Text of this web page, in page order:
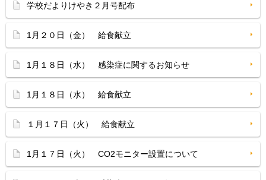
学校だよりけやき２月号配布
1月２０日（金） 給食献立
1月１８日（水） 感染症に関するお知らせ
1月１８日（水） 給食献立
１月１７日（火） 給食献立
1月１７日（火） CO2モニター設置について